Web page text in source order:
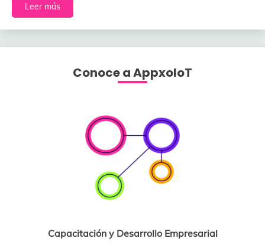
Leer más
Conoce a AppxoloT
Capacitación y Desarrollo Empresarial